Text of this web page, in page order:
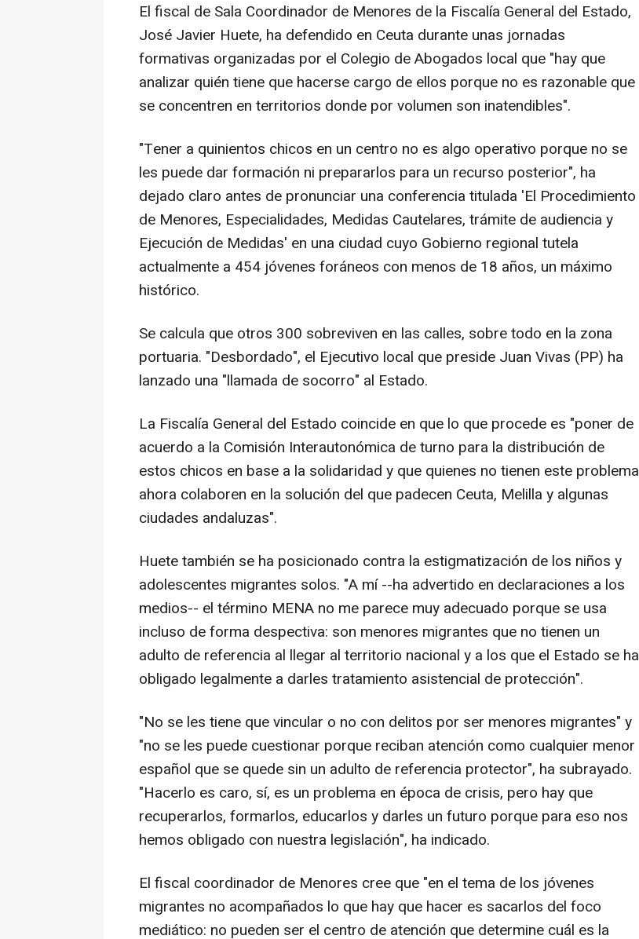
El fiscal de Sala Coordinador de Menores de la Fiscalía General del Estado,
José Javier Huete, ha defendido en Ceuta durante unas jornadas
formativas organizadas por el Colegio de Abogados local que "hay que
analizar quién tiene que hacerse cargo de ellos porque no es razonable que
se concentren en territorios donde por volumen son inatendibles".
"Tener a quinientos chicos en un centro no es algo operativo porque no se
les puede dar formación ni prepararlos para un recurso posterior", ha
dejado claro antes de pronunciar una conferencia titulada 'El Procedimiento
de Menores, Especialidades, Medidas Cautelares, trámite de audiencia y
Ejecución de Medidas' en una ciudad cuyo Gobierno regional tutela
actualmente a 454 jóvenes foráneos con menos de 18 años, un máximo
histórico.
Se calcula que otros 300 sobreviven en las calles, sobre todo en la zona
portuaria. "Desbordado", el Ejecutivo local que preside Juan Vivas (PP) ha
lanzado una "llamada de socorro" al Estado.
La Fiscalía General del Estado coincide en que lo que procede es "poner de
acuerdo a la Comisión Interautonómica de turno para la distribución de
estos chicos en base a la solidaridad y que quienes no tienen este problema
ahora colaboren en la solución del que padecen Ceuta, Melilla y algunas
ciudades andaluzas".
Huete también se ha posicionado contra la estigmatización de los niños y
adolescentes migrantes solos. "A mí --ha advertido en declaraciones a los
medios-- el término MENA no me parece muy adecuado porque se usa
incluso de forma despectiva: son menores migrantes que no tienen un
adulto de referencia al llegar al territorio nacional y a los que el Estado se ha
obligado legalmente a darles tratamiento asistencial de protección".
"No se les tiene que vincular o no con delitos por ser menores migrantes" y
"no se les puede cuestionar porque reciban atención como cualquier menor
español que se quede sin un adulto de referencia protector", ha subrayado.
"Hacerlo es caro, sí, es un problema en época de crisis, pero hay que
recuperarlos, formarlos, educarlos y darles un futuro porque para eso nos
hemos obligado con nuestra legislación", ha indicado.
El fiscal coordinador de Menores cree que "en el tema de los jóvenes
migrantes no acompañados lo que hay que hacer es sacarlos del foco
mediático: no pueden ser el centro de atención que determine cuál es la